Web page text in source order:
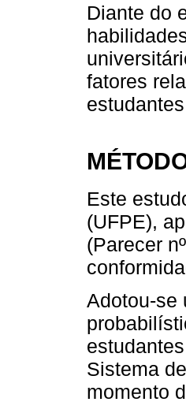
Diante do
fatores
Este
(UFPE),
(Parecer
Adotou-se
Sistema
momento